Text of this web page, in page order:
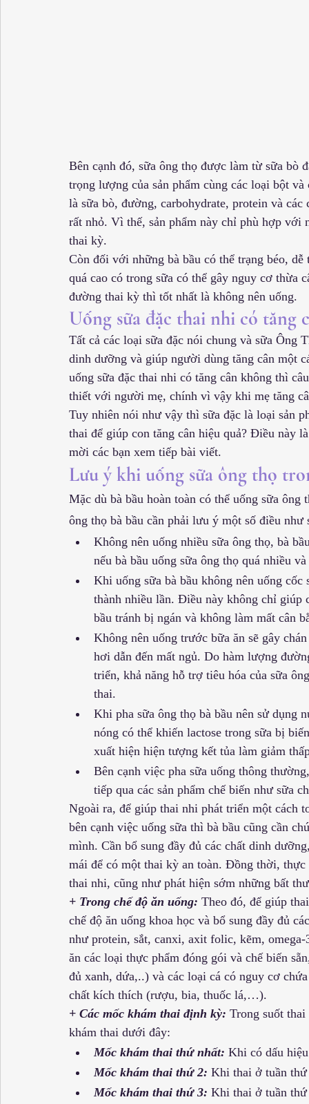
Bên cạnh đó, sữa ông thọ được làm từ sữa bò
trọng lượng của sản phẩm cùng các loại bột
là sữa bò, đường, carbohydrate, protein và
rất nhỏ. Vì thế, sản phẩm này chỉ phù hợp với
thai kỳ.
Còn đối với những bà bầu có thể trạng béo,
quá cao có trong sữa có thể gây nguy cơ
đường thai kỳ thì tốt nhất là không nên uống.
Uống sữa đặc thai nhi có tăng
Tất cả các loại sữa đặc nói chung và sữa Ông
dinh dưỡng và giúp người dùng tăng cân một
uống sữa đặc thai nhi có tăng cân không thì
thiết với người mẹ, chính vì vậy khi mẹ tăng
Tuy nhiên nói như vậy thì sữa đặc là loại sản
thai để giúp con tăng cân hiệu quả? Điều này
mời các bạn xem tiếp bài viết.
Lưu ý khi uống sữa ông thọ
Mặc dù bà bầu hoàn toàn có thể uống sữa
ông thọ bà bầu cần phải lưu ý một số điều như
Không nên uống nhiều sữa ông thọ, bà
nếu bà bầu uống sữa ông thọ quá nhiều
Khi uống sữa bà bầu không nên uống
thành nhiều lần. Điều này không chỉ
bầu tránh bị ngán và không làm mất cân
Không nên uống trước bữa ăn sẽ gây
hơi dẫn đến mất ngủ. Do hàm lượng
triển, khả năng hỗ trợ tiêu hóa của sữa
thai.
Khi pha sữa ông thọ bà bầu nên sử dụng
nóng có thể khiến lactose trong sữa bị
xuất hiện hiện tượng kết tủa làm giảm
Bên cạnh việc pha sữa uống thông
tiếp qua các sản phẩm chế biến như sữa
Ngoài ra, để giúp thai nhi phát triển một cách
bên cạnh việc uống sữa thì bà bầu cũng cần
mình. Cần bổ sung đầy đủ các chất dinh
mái để có một thai kỳ an toàn. Đồng thời,
thai nhi, cũng như phát hiện sớm những bất
+ Trong chế độ ăn uống: Theo đó, để giúp
chế độ ăn uống khoa học và bổ sung đầy đủ
như protein, sắt, canxi, axit folic, kẽm,
ăn các loại thực phẩm đóng gói và chế biến
đủ xanh, dứa,..) và các loại cá có nguy cơ
chất kích thích (rượu, bia, thuốc lá,…).
+ Các mốc khám thai định kỳ: Trong suốt
khám thai dưới đây:
Mốc khám thai thứ nhất: Khi có dấu
Mốc khám thai thứ 2: Khi thai ở tuần
Mốc khám thai thứ 3: Khi thai ở tuần thứ